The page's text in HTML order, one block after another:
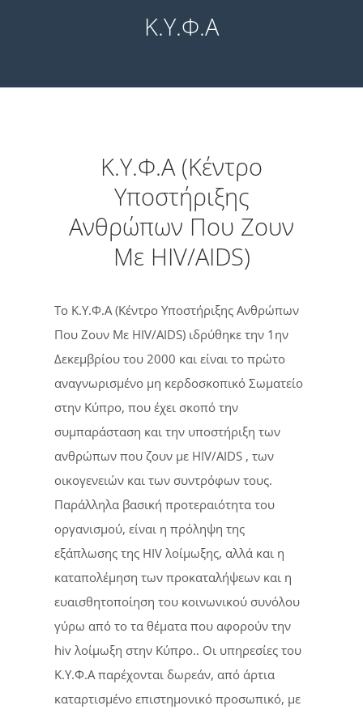
Κ.Υ.Φ.Α
Κ.Υ.Φ.Α (Κέντρο
Υποστήριξης
Ανθρώπων Που Ζουν
Με HIV/AIDS)
Το Κ.Υ.Φ.Α (Κέντρο Υποστήριξης Ανθρώπων
Που Ζουν Με HIV/AIDS) ιδρύθηκε την 1ην
Δεκεμβρίου του 2000 και είναι το πρώτο
αναγνωρισμένο μη κερδοσκοπικό Σωματείο
στην Κύπρο, που έχει σκοπό την
συμπαράσταση και την υποστήριξη των
ανθρώπων που ζουν με HIV/AIDS , των
οικογενειών και των συντρόφων τους.
Παράλληλα βασική προτεραιότητα του
οργανισμού, είναι η πρόληψη της
εξάπλωσης της HIV λοίμωξης, αλλά και η
καταπολέμηση των προκαταλήψεων και η
ευαισθητοποίηση του κοινωνικού συνόλου
γύρω από το τα θέματα που αφορούν την
hiv λοίμωξη στην Κύπρο.. Οι υπηρεσίες του
Κ.Υ.Φ.Α παρέχονται δωρεάν, από άρτια
καταρτισμένο επιστημονικό προσωπικό, με